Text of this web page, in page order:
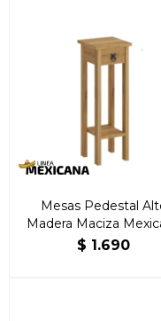
Mesas Pedestal
Madera Maciza
Natural
$ 1.690